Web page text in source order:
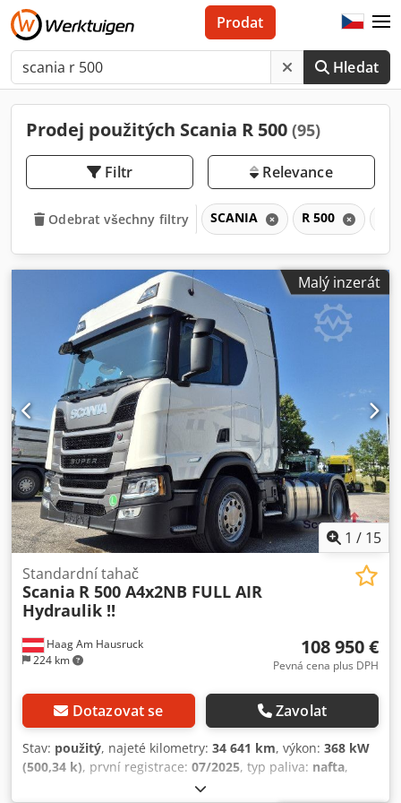
Hledat
Prodat
Prodej použitých Scania R 500 (95)
Filtr Relevance
Odebrat všechny filtry SCANIA R 500
Malý inzerát
1 / 15
Haag Am Hausruck
224 km
Standardní tahač
Scania R 500 A4x2NB FULL AIR
Hydraulik !!
108 950 €
Pevná cena plus DPH
Dotazovat se Zavolat
Stav: použitý, najeté kilometry: 34 641 km, výkon: 368 kW
(500,34 k), první registrace: 07/2025, typ paliva: nafta,
7 500 kg